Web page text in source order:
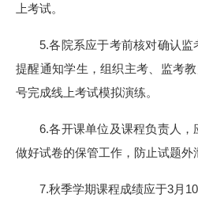
上考试。
5.各院系应于考前核对确认
提醒通知学生，组织主考、监考
号完成线上考试模拟演练。
6.各开课单位及课程负责人
做好试卷的保管工作，防止试题外
7.秋季学期课程成绩应于3月10